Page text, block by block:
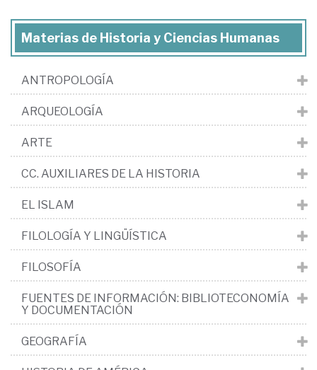
Materias de Historia y Ciencias Humanas
ANTROPOLOGÍA
ARQUEOLOGÍA
ARTE
CC. AUXILIARES DE LA HISTORIA
EL ISLAM
FILOLOGÍA Y LINGÜÍSTICA
FILOSOFÍA
FUENTES DE INFORMACIÓN: BIBLIOTECONOMÍA
Y DOCUMENTACIÓN
GEOGRAFÍA